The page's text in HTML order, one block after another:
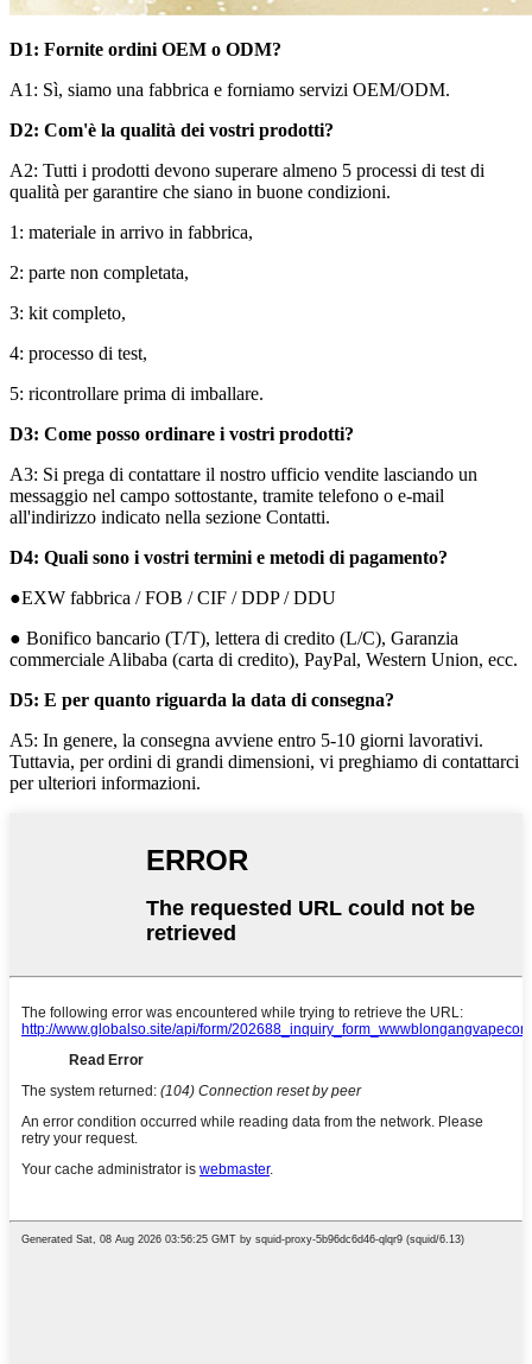
D1: Fornite ordini OEM o ODM?
A1: Sì, siamo una fabbrica e forniamo servizi OEM/ODM.
D2: Com'è la qualità dei vostri prodotti?
A2: Tutti i prodotti devono superare almeno 5 processi di test di
qualità per garantire che siano in buone condizioni.
1: materiale in arrivo in fabbrica,
2: parte non completata,
3: kit completo,
4: processo di test,
5: ricontrollare prima di imballare.
D3: Come posso ordinare i vostri prodotti?
A3: Si prega di contattare il nostro ufficio vendite lasciando un
messaggio nel campo sottostante, tramite telefono o e-mail
all'indirizzo indicato nella sezione Contatti.
D4: Quali sono i vostri termini e metodi di pagamento?
●EXW fabbrica / FOB / CIF / DDP / DDU
● Bonifico bancario (T/T), lettera di credito (L/C), Garanzia
commerciale Alibaba (carta di credito), PayPal, Western Union, ecc.
D5: E per quanto riguarda la data di consegna?
A5: In genere, la consegna avviene entro 5-10 giorni lavorativi.
Tuttavia, per ordini di grandi dimensioni, vi preghiamo di contattarci
per ulteriori informazioni.